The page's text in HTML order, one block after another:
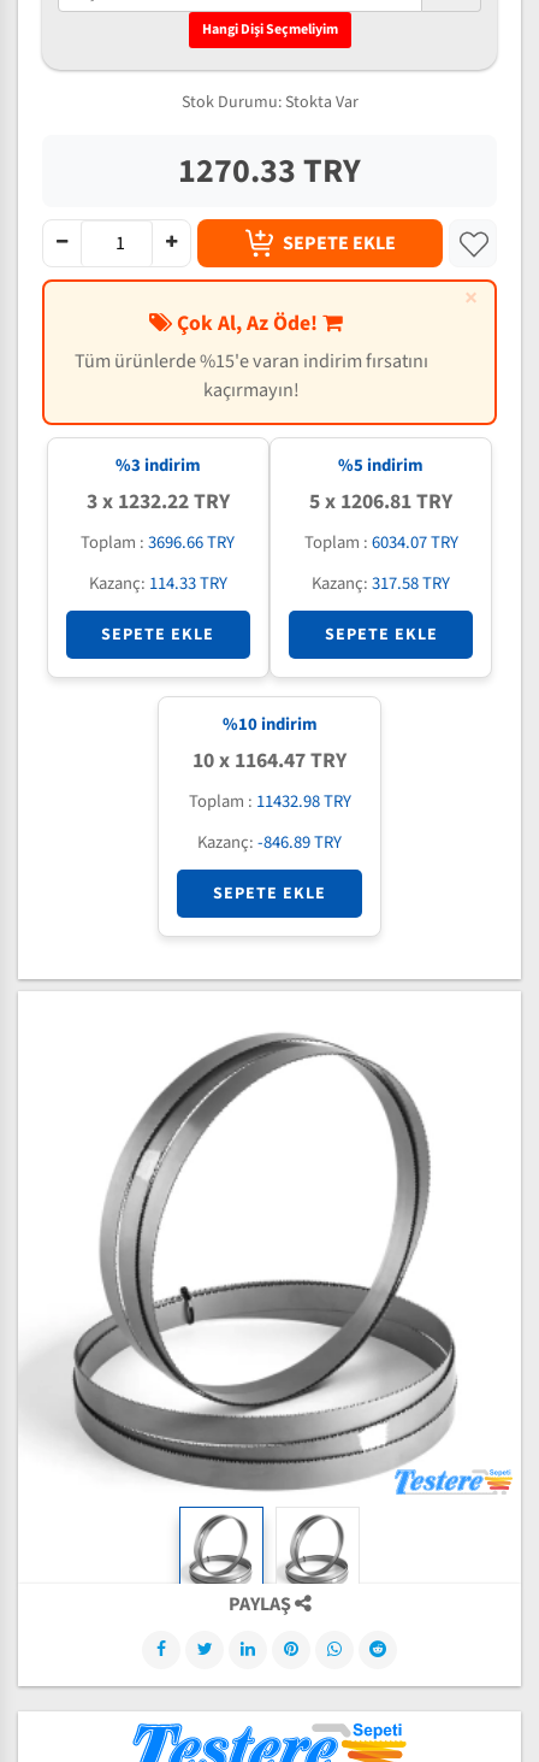
Hangi Dişi Seçmeliyim
Stok Durumu: Stokta Var
1270.33 TRY
SEPETE EKLE
×
Çok Al, Az Öde!
Tüm ürünlerde %15'e varan indirim fırsatını
kaçırmayın!
%3 indirim
3 x 1232.22 TRY
Toplam :3696.66 TRY
Kazanç: 114.33 TRY
SEPETE EKLE
%5 indirim
5 x 1206.81 TRY
Toplam :6034.07 TRY
Kazanç:317.58 TRY
SEPETE EKLE
%10indirim
10 x 1164.47 TRY
Toplam : 11432.98 TRY
Kazanç:-846.89 TRY
SEPETE EKLE
PAYLAŞ